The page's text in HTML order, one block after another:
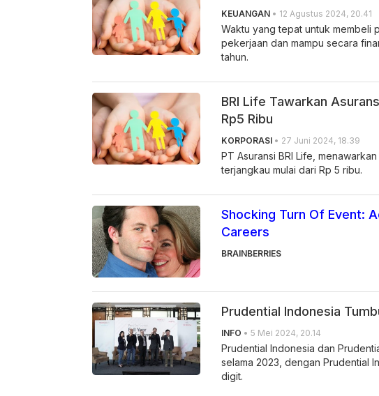
KEUANGAN • 12 Agustus 2024, 20.41
Waktu yang tepat untuk membeli
pekerjaan dan mampu secara
tahun.
BRI Life Tawarkan
Rp5 Ribu
KORPORASI • 27 Juni 2024, 18.39
PT Asuransi BRI Life,
terjangkau mulai dari Rp 5 ribu.
Shocking Turn Of Event:
Careers
BRAINBERRIES
Prudential Indonesia
INFO • 5 Mei 2024, 20.14
Prudential Indonesia dan
selama 2023, dengan Prudential
digit.